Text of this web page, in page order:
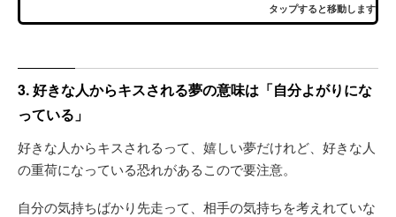
タップすると移動します
3. 好きな人からキスされる夢の意味は「自分よがりにな
っている」
好きな人からキスされるって、嬉しい夢だけれど、好きな人
の重荷になっている恐れがあるこので要注意。
自分の気持ちばかり先走って、相手の気持ちを考えれていな